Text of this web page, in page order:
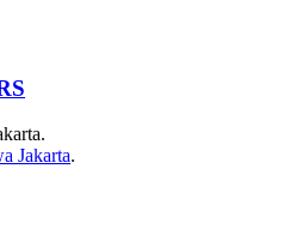
Jakarta.